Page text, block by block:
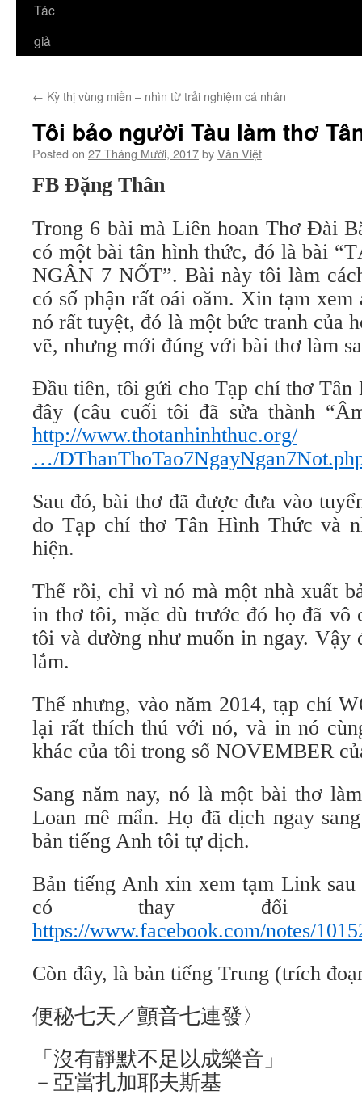
Tác
giả
← Kỳ thị vùng miền – nhìn từ trải nghiệm cá nhân
Tôi bảo người Tàu làm thơ
Posted on 27 Tháng Mười, 2017byVăn Việt
FB Đặng Thân
Trong 6 bài mà Liên hoan Thơ Đài
có một bài tân hình thức, đó là bài
NGÂN 7 NỐT”. Bài này tôi làm
có số phận rất oái oăm. Xin tạm xem
nó rất tuyệt, đó là một bức tranh của
vẽ, nhưng mới đúng với bài thơ làm
Đầu tiên, tôi gửi cho Tạp chí thơ
đây (câu cuối tôi đã sửa thành
http://www.thotanhinhthuc.org/
…/
Sau đó, bài thơ đã được đưa vào
do Tạp chí thơ Tân Hình Thức và
hiện.
Thế rồi, chỉ vì nó mà một nhà xuất
in thơ tôi, mặc dù trước đó họ đã vô
tôi và dường như muốn in ngay. Vậy
lắm.
Thế nhưng, vào năm 2014, tạp chí
lại rất thích thú với nó, và in nó
khác của tôi trong số NOVEMBER
Sang năm nay, nó là một bài thơ
Loan mê mẩn. Họ đã dịch ngay
bản tiếng Anh tôi tự dịch.
Bản tiếng Anh xin xem tạm Link
có thay đổi
https://www.facebook.com/notes/
Còn đây, là bản tiếng Trung (trích
便秘七天／顫音七連發〉
「沒有靜默不足以成樂音」
－亞當扎加耶夫斯基